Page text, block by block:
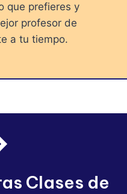
que prefieres y
profesor de
a tu tiempo.
Clases de